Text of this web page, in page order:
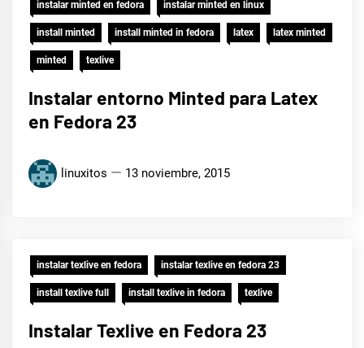
instalar minted en fedora instalar minted en linux
install minted install minted in fedora latex latex minted
minted texlive
Instalar entorno Minted para Latex
en Fedora 23
linuxitos 13 noviembre, 2015
instalar texlive en fedora instalar texlive en fedora 23
install texlive full install texlive in fedora texlive
Instalar Texlive en Fedora 23